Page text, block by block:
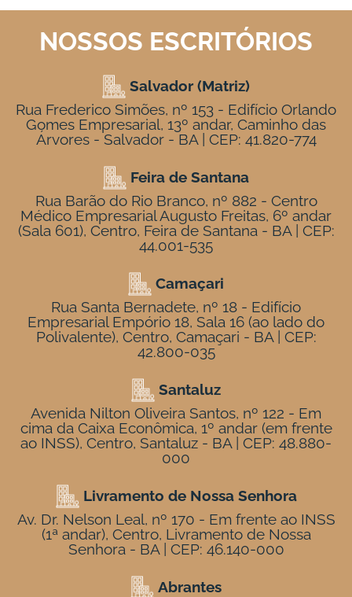
NOSSOS ESCRITÓRIOS
Salvador (Matriz)
Rua Frederico Simões, nº 153 - Edifício Orlando
Gomes Empresarial, 13º andar, Caminho das
Árvores - Salvador - BA | CEP: 41.820-774
Feira de Santana
Rua Barão do Rio Branco, nº 882 - Centro
Médico Empresarial Augusto Freitas, 6º andar
(Sala 601), Centro, Feira de Santana - BA | CEP:
44.001-535
Camaçari
Rua Santa Bernadete, nº 18 - Edifício
Empresarial Empório 18, Sala 16 (ao lado do
Polivalente), Centro, Camaçari - BA | CEP:
42.800-035
Santaluz
Avenida Nilton Oliveira Santos, nº 122 - Em
cima da Caixa Econômica, 1º andar (em frente
ao INSS), Centro, Santaluz - BA | CEP: 48.880-
000
Livramento de Nossa Senhora
Av. Dr. Nelson Leal, nº 170 - Em frente ao INSS
(1ª andar), Centro, Livramento de Nossa
Senhora - BA | CEP: 46.140-000
Abrantes